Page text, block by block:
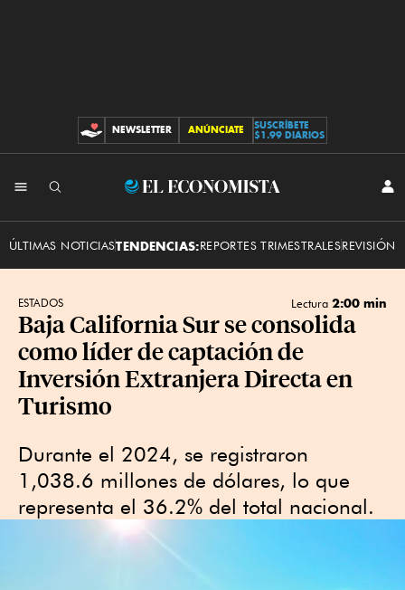
CONTRIBUCIONES
NEWSLETTER ANÚNCIATE
SUSCRÍBETE
$1.99 DIARIOS
El
ÚLTIMAS NOTICIASTENDENCIAS:REPORTES TRIMESTRALESREVISIÓN
ESTADOS Lectura 2:00 min
Baja California Sur se consolida
como líder de captación de
Inversión Extranjera Directa en
Turismo
Durante el 2024, se registraron
1,038.6 millones de dólares, lo que
representa el 36.2% del total nacional.